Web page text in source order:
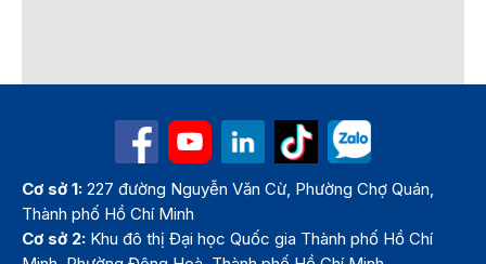
Cơ sở 1: 227 đường Nguyễn Văn Cừ, Phường Chợ Quán,
Thành phố Hồ Chí Minh
Cơ sở 2: Khu đô thị Đại học Quốc gia Thành phố Hồ Chí